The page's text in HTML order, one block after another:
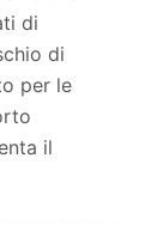
di
di
per le
il